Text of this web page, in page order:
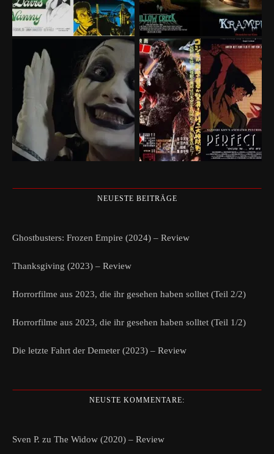
NEUESTE BEITRÄGE
Ghostbusters: Frozen Empire (2024) – Review
Thanksgiving (2023) – Review
Horrorfilme aus 2023, die ihr gesehen haben solltet (Teil 2/2)
Horrorfilme aus 2023, die ihr gesehen haben solltet (Teil 1/2)
Die letzte Fahrt der Demeter (2023) – Review
NEUSTE KOMMENTARE:
Sven P. zu The Widow (2020) – Review